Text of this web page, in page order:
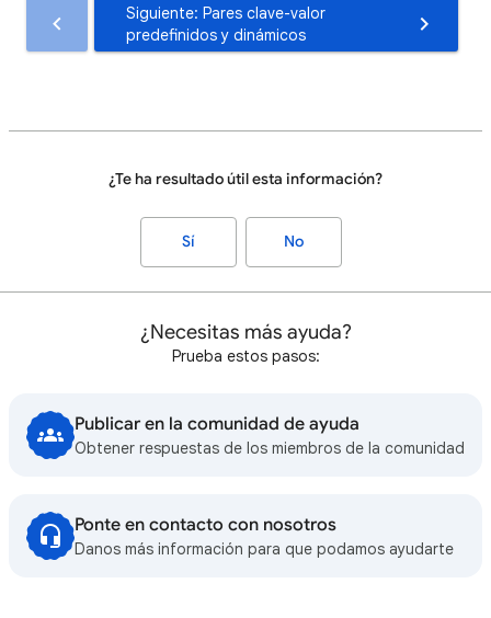
Siguiente: Pares clave-valor
predefinidos y dinámicos
¿Te ha resultado útil esta información?
Sí No
¿Necesitas más ayuda?
Prueba estos pasos:
Publicar en la comunidad de ayuda
Obtener respuestas de los miembros de la comunidad
Ponte en contacto con nosotros
Danos más información para que podamos ayudarte